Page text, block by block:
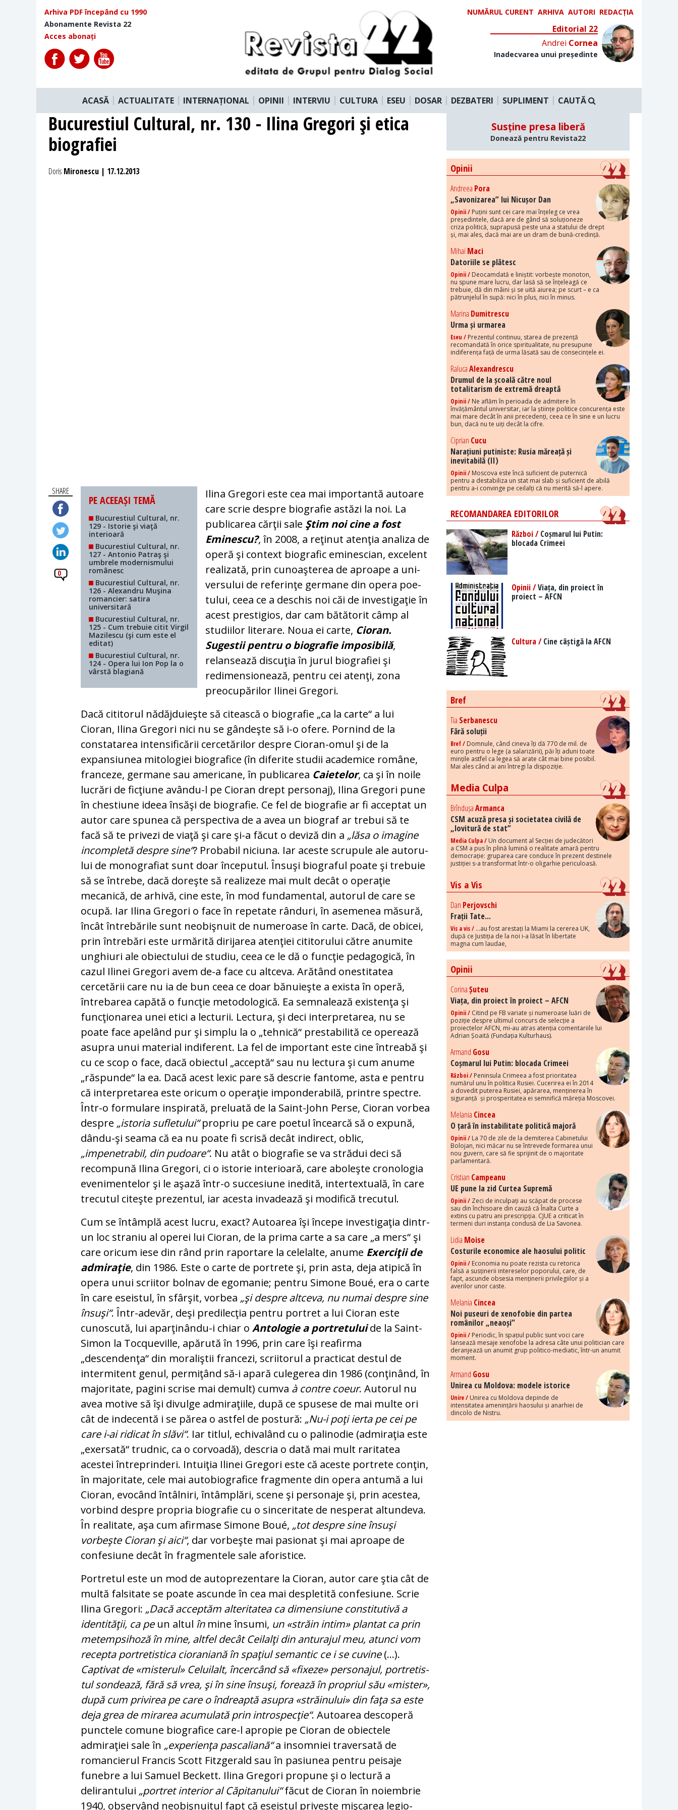
Arhiva PDF începând cu 1990
Abonamente Revista 22
Acces abonați
NUMĂRUL CURENT ARHIVA AUTORI REDACȚIA
Editorial 22
Andrei Cornea
Inadecvarea unui președinte
ACASĂ ACTUALITATE INTERNAȚIONAL OPINII INTERVIU CULTURA ESEU DOSAR DEZBATERI SUPLIMENT CAUTĂ
Bucurestiul Cultural, nr. 130 - Ilina Gregori şi etica
biografiei
Doris Mironescu | 17.12.2013
SHARE
0
PE ACEEAȘI TEMĂ
Bucurestiul Cultural, nr.
129 - Istorie şi viaţă
interioară
Bucurestiul Cultural, nr.
127 - Antonio Patraş şi
umbrele modernismului
românesc
Bucurestiul Cultural, nr.
126 - Alexandru Muşina
romancier: satira
universitară
Bucurestiul Cultural, nr.
125 - Cum trebuie citit Virgil
Mazilescu (şi cum este el
editat)
Bucurestiul Cultural, nr.
124 - Opera lui Ion Pop la o
vârstă blagiană
Ilina Gregori este cea mai importantă au­toare
care scrie despre biografie astăzi la noi. La
publicarea cărţii sale Ştim noi cine a fost
Eminescu?, în 2008, a reţinut atenţia analiza de
operă şi context bio­gra­fic eminescian, excelent
realizată, prin cunoaşterea de aproape a uni­
ver­su­lui de referinţe germane din opera poe­
tu­lui, ceea ce a deschis noi căi de inves­ti­ga­­ţie în
acest prestigios, dar cam bătătorit câmp al
studiilor literare. Noua ei carte, Cioran.
Sugestii pentru o biografie im­posi­bi­lă,
relansează discuţia în jurul biogra­fi­ei şi
redimensionează, pentru cei atenţi, zona
preocupărilor Ilinei Gregori.
Dacă cititorul nădăjduieşte să citească o biografie „ca la carte“ a lui
Cioran, Ilina Gregori nici nu se gândeşte să i-o ofere. Pornind de la
constatarea inten­si­fi­cării cercetărilor despre Cioran-omul şi de la
expansiunea mitologiei biografice (în diferite studii academice române,
fran­ceze, germane sau americane, în pu­bli­carea Caietelor, ca şi în noile
lucrări de ficţiune avându-l pe Cioran drept per­so­naj), Ilina Gregori pune
în chestiune ideea însăşi de biografie. Ce fel de bio­gra­fie ar fi acceptat un
autor care spu­nea că perspectiva de a avea un biograf ar trebui să te
facă să te privezi de viaţă şi care şi-a făcut o deviză din a „lăsa o ima­gine
incompletă despre sine“? Pro­ba­bil niciuna. Iar aceste scrupule ale auto­ru­
lui de monografiat sunt doar începu­tul. Însuşi biograful poate şi trebuie
să se întrebe, dacă doreşte să realizeze mai mult decât o operaţie
mecanică, de ar­hi­vă, cine este, în mod fundamental, au­to­rul de care se
ocupă. Iar Ilina Gregori o face în repetate rânduri, în asemenea mă­sură,
încât întrebările sunt neo­biş­nuit de numeroase în carte. Dacă, de obi­cei,
prin întrebări este urmărită diri­ja­rea atenţiei cititorului către anumite
unghiuri ale obiectului de studiu, ceea ce le dă o funcţie pedagogică, în
cazul Ilinei Gregori avem de-a face cu altceva. Arătând onestitatea
cercetării care nu ia de bun ceea ce doar bănuieşte a exista în operă,
întrebarea capătă o funcţie me­to­dologică. Ea semnalează existenţa şi
funcţionarea unei etici a lecturii. Lec­tura, şi deci interpretarea, nu se
poate face apelând pur şi simplu la o „tehnică“ prestabilită ce operează
asupra unui material indiferent. La fel de important este cine întreabă şi
cu ce scop o face, dacă obiectul „acceptă“ sau nu lectura şi cum anume
„răspunde“ la ea. Dacă acest lexic pare să descrie fantome, asta e pen­tru
că interpretarea este oricum o ope­ra­ţie imponderabilă, printre spectre.
Într-o formulare inspirată, preluată de la Saint-John Perse, Cioran vorbea
despre „istoria sufletului“propriu pe care poetul încearcă să o expună,
dându-şi seama că ea nu poate fi scrisă decât indirect, oblic,
„impenetrabil, din pudoare“. Nu atât o bio­grafie se va strădui deci să
recom­pu­­nă Ilina Gregori, ci o istorie interioară, care aboleşte cronologia
evenimentelor şi le aşază într-o succesiune inedită, in­ter­textuală, în care
trecutul citeşte pre­zentul, iar acesta invadează şi modifică trecutul.
Cum se întâmplă acest lucru, exact? Au­toarea îşi începe investigaţia dintr-
un loc straniu al operei lui Cioran, de la pri­ma carte a sa care „a mers“ şi
care ori­cum iese din rând prin raportare la cele­lalte, anume Exerciţii de
admiraţie, din 1986. Este o carte de portrete şi, prin asta, deja atipică în
opera unui scriitor bolnav de egomanie; pentru Simone Boué, era o carte
în care eseistul, în sfâr­şit, vorbea „şi despre altceva, nu numai despre sine
însuşi“. Într-adevăr, deşi predilecţia pentru portret a lui Cioran este
cunoscută, lui aparţinându-i chiar oAntologie a portretuluide la Saint-
Simon la Tocqueville, apărută în 1996, prin care îşi reafirma
„descendenţa“ din mo­ra­liştii francezi, scriitorul a practicat destul de
intermitent genul, permiţând să-i apară culegerea din 1986 (con­ţi­nând, în
majoritate, pagini scrise mai de­mult) cumva à contre coeur. Autorul nu
avea motive să îşi divulge admiraţiile, după ce spusese de mai multe ori
cât de indecentă i se părea o astfel de postură: „Nu-i poţi ierta pe cei pe
care i-ai ridicat în slăvi“. Iar titlul, echivalând cu o pa­li­no­die (admiraţia este
„exersată“ trudnic, ca o corvoadă), descria o dată mai mult ra­ritatea
acestei întreprinderi. Intuiţia Ilinei Gregori este că aceste portrete con­ţin,
în majoritate, cele mai autobiografice fragmente din opera antumă a lui
Cio­ran, evocând întâlniri, întâmplări, scene şi personaje şi, prin acestea,
vorbind de­spre propria biografie cu o sinceritate de nesperat altundeva.
În realitate, aşa cum afirmase Simone Boué, „tot despre sine însuşi
vorbeşte Cioran şi aici“, dar vorbeşte mai pasionat şi mai aproape de
confesiune decât în fragmentele sale aforistice.
Portretul este un mod de auto­pre­zen­ta­re la Cioran, autor care ştia cât de
mul­tă falsitate se poate ascunde în cea mai despletită confesiune. Scrie
Ilina Gre­gori: „Dacă acceptăm alteritatea ca di­mensiune constitutivă a
identităţii, ca peun altul înmine însumi, un «străin in­tim» plantat ca prin
metempsihoză în mine, altfel decât Ceilalţi din anturajul meu, atunci vom
recepta portretistica cio­ra­niană în spaţiul semantic ce i se cu­vi­ne(...).
Captivat de «misterul» Celuilalt, în­cercând să «fixeze» personajul, por­tre­tis­
tul sondează, fără să vrea, şi în sine însuşi, forează în propriul său «mister»,
după cum privirea pe care o îndreaptă asupra «străinului» din faţa sa este
deja grea de mirarea acumulată prin intros­pec­ţie“. Autoarea descoperă
punctele co­mu­ne biografice care-l apropie pe Cioran de obiectele
admiraţiei sale în „expe­rien­ţa pascaliană“a insomniei traversată de
romancierul Francis Scott Fitzgerald sau în pasiunea pentru peisaje
funebre a lui Samuel Beckett. Ilina Gregori pro­pune şi o lectură a
delirantului „portret interior al Căpitanului“făcut de Cioran în noiembrie
1940, observând neobiş­nui­tul fapt că eseistul priveşte mişcarea le­gio­
Susține presa liberă
Donează pentru Revista22
Opinii
Andreea Pora
„Savonizarea” lui Nicușor Dan
Opinii / Puțini sunt cei care mai înțeleg ce vrea
președintele, dacă are de gând să soluționeze
criza politică, suprapusă peste una a statului de drept
și, mai ales, dacă mai are un dram de bună-credință.
Mihai Maci
Datoriile se plătesc
Opinii / Deocamdată e liniștit: vorbește monoton,
nu spune mare lucru, dar lasă să se înțeleagă ce
trebuie, dă din mâini și se uită aiurea; pe scurt – e ca
pătrunjelul în supă: nici în plus, nici în minus.
Marina Dumitrescu
Urma și urmarea
Eseu / Prezentul continuu, starea de prezență
recomandată în orice spiritualitate, nu presupune
indiferența față de urma lăsată sau de consecințele ei.
RalucaAlexandrescu
Drumul de la școală către noul
totalitarism de extremă dreaptă
Opinii / Ne aflăm în perioada de admitere în
învățământul universitar, iar la științe politice concurența este
mai mare decât în anii precedenți, ceea ce în sine e un lucru
bun, dacă nu te uiți decât la cifre.
Ciprian Cucu
Narațiuni putiniste: Rusia măreață și
inevitabilă (II)
Opinii / Moscova este încă suficient de puternică
pentru a destabiliza un stat mai slab și suficient de abilă
pentru a-i convinge pe ceilalți că nu merită să-l apere.
RECOMANDAREA EDITORILOR
Război /Coșmarul lui Putin:
blocada Crimeei
Opinii /Viața, din proiect în
proiect – AFCN
Cultura /Cine câștigă la AFCN
Bref
Tia Serbanescu
Fără soluții
Bref / Domnule, când cineva îți dă 770 de mil. de
euro pentru o lege (a salarizării), păi îți aduni toate
mințile astfel ca legea să arate cât mai bine posibil.
Mai ales când ai ani întregi la dispoziție.
Media Culpa
BrîndușaArmanca
CSM acuză presa și societatea civilă de
„lovitură de stat”
Media Culpa / Un document al Secției de judecători
a CSM a pus în plină lumină o realitate amară pentru
democrație: gruparea care conduce în prezent destinele
justiției s-a transformat într-o oligarhie periculoasă.
Vis a Vis
Dan Perjovschi
Frații Tate...
Vis a vis / ...au fost arestați la Miami la cererea UK,
după ce Justiția de la noi i-a lăsat în libertate
magna cum laudae,
Opinii
CorinaȘuteu
Viața, din proiect în proiect – AFCN
Opinii / Citind pe FB variate și numeroase luări de
poziție despre ultimul concurs de selecție a
proiectelor AFCN, mi-au atras atenția comentariile lui
Adrian Șoaită (Fundația Kulturhaus).
Armand Gosu
Coșmarul lui Putin: blocada Crimeei
Război / Peninsula Crimeea a fost prioritatea
numărul unu în politica Rusiei. Cucerirea ei în 2014
a dovedit puterea Rusiei, apărarea, menținerea în
siguranță și prosperitatea ei semnifică măreția Moscovei.
Melania Cincea
O țară în instabilitate politică majoră
Opinii / La 70 de zile de la demiterea Cabinetului
Bolojan, nici măcar nu se întrevede formarea unui
nou guvern, care să fie sprijinit de o majoritate
parlamentară.
Cristian Campeanu
UE pune la zid Curtea Supremă
Opinii / Zeci de inculpați au scăpat de procese
sau din închisoare din cauză că Înalta Curte a
extins cu patru ani prescripția. CJUE a criticat în
termeni duri instanța condusă de Lia Savonea.
Lidia Moise
Costurile economice ale haosului politic
Opinii / Economia nu poate rezista cu retorica
falsă a susținerii intereselor poporului, care, de
fapt, ascunde obsesia menținerii privilegiilor și a
averilor unor caste.
Melania Cincea
Noi puseuri de xenofobie din partea
românilor „neaoși”
Opinii / Periodic, în spațiul public sunt voci care
lansează mesaje xenofobe la adresa câte unui politician care
deranjează un anumit grup politico-mediatic, într-un anumit
moment.
Armand Gosu
Unirea cu Moldova: modele istorice
Unire / Unirea cu Moldova depinde de
intensitatea amenințării haosului și anarhiei de
dincolo de Nistru.